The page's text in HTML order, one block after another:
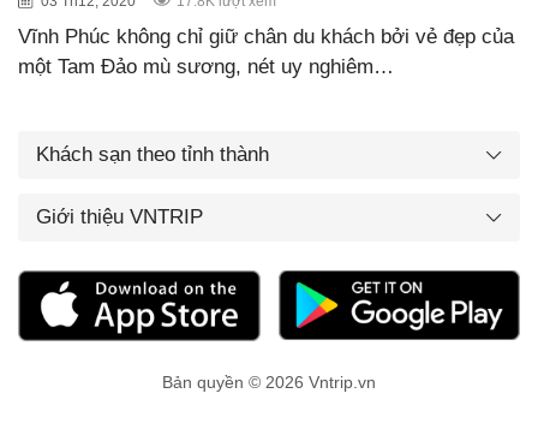
Vĩnh Phúc không chỉ giữ chân du khách bởi vẻ đẹp của
một Tam Đảo mù sương, nét uy nghiêm…
Khách sạn theo tỉnh thành
Giới thiệu VNTRIP
Bản quyền © 2026 Vntrip.vn